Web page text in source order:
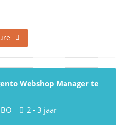
Webshop Manager te
2 - 3 jaar